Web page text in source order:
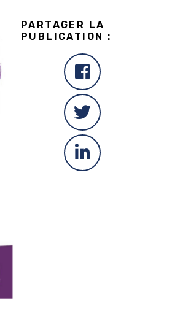
PARTAGER LA
PUBLICATION :